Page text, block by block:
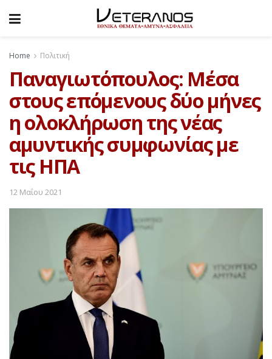
Home Πολιτική
Παναγιωτόπουλος: Μέσα
στους επόμενους δύο μήνες
η ολοκλήρωση της νέας
αμυντικής συμφωνίας με
τις ΗΠΑ
12 Μαΐου 2021